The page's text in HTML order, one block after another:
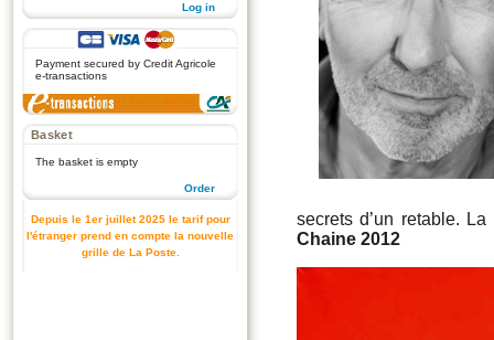
Log in
Payment secured by Credit Agricole
e-transactions
Basket
The basket is empty
Order
Depuis le 1er juillet 2025 le tarif pour
l'étranger prend en compte la nouvelle
grille de La Poste.
secrets d’un retable.
Chaine 2012